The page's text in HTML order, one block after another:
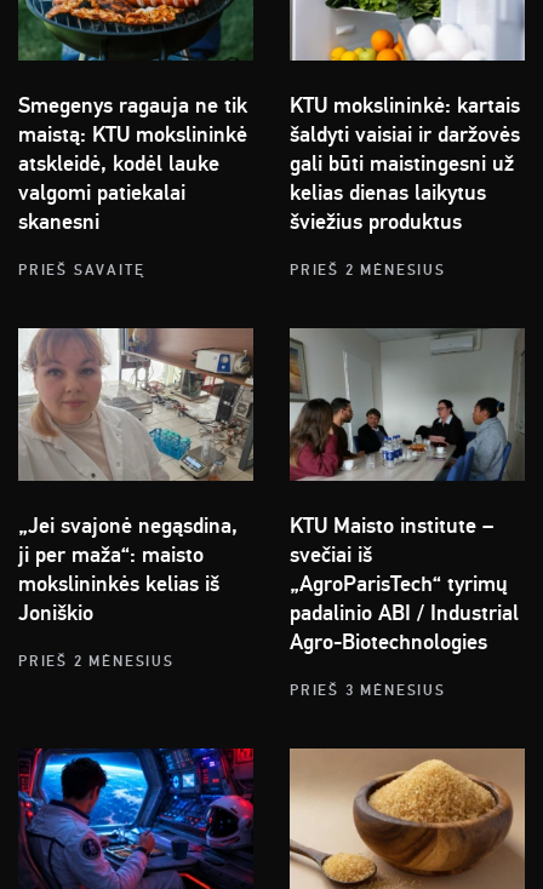
Smegenys ragauja ne tik
maistą: KTU mokslininkė
atskleidė, kodėl lauke
valgomi patiekalai
skanesni
PRIEŠ SAVAITĘ
KTU mokslininkė: kartais
šaldyti vaisiai ir daržovės
gali būti maistingesni už
kelias dienas laikytus
šviežius produktus
PRIEŠ 2 MĖNESIUS
„Jei svajonė negąsdina,
ji per maža“: maisto
mokslininkės kelias iš
Joniškio
PRIEŠ 2 MĖNESIUS
KTU Maisto institute –
svečiai iš
„AgroParisTech“ tyrimų
padalinio ABI / Industrial
Agro-Biotechnologies
PRIEŠ 3 MĖNESIUS